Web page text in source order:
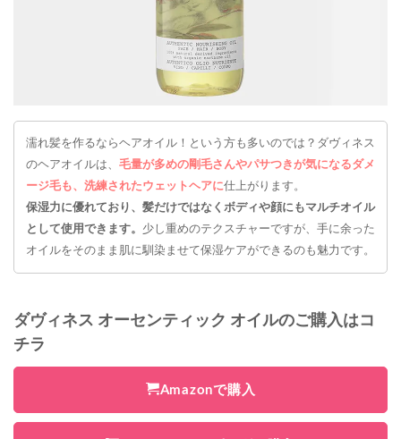
濡れ髪を作るならヘアオイル！という方も多いのでは？ダヴィネス
のヘアオイルは、 毛量が多めの剛毛さんやパサつきが気になるダメ
ージ毛も、洗練されたウェットヘアに仕上がります。
保湿力に優れており、髪だけではなくボディや顔にもマルチオイル
として使用できます。
少し重めのテクスチャーですが、手に余った
オイルをそのまま肌に馴染ませて保湿ケアができるのも魅力です。
ダヴィネス オーセンティック オイルのご購入はコ
チラ
Amazonで購入